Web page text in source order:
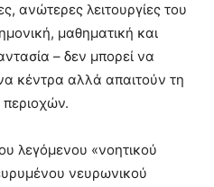
ανώτερες λειτουργίες του
μαθηματική και
– δεν μπορεί να
κέντρα αλλά απαιτούν τη
λεγόμενου «νοητικού
νευρωνικού